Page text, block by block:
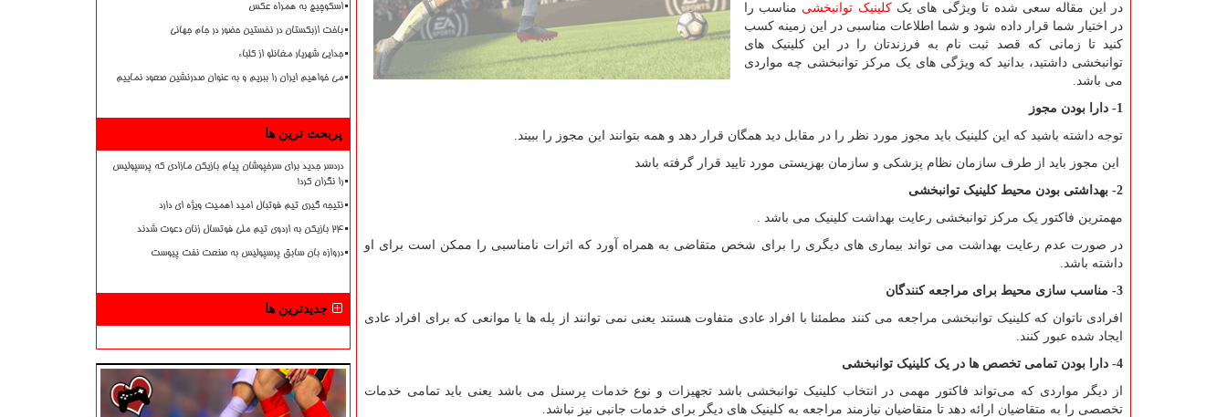
در این مقاله سعی شده تا ویژگی های یککلینیک توانبخشی مناسب را
در اختیار شما قرار داده شود و شما اطلاعات مناسبی در این زمینه کسب
کنید تا زمانی که قصد ثبت نام به فرزندتان را در این کلینیک های
توانبخشی داشتید، بدانید که ویژگی های یک مرکز توانبخشی چه مواردی
می باشد.
1- دارا بودن مجوز
توجه داشته باشید که این کلینیک باید مجوز مورد نظر را در مقابل دید همگان قرار دهد و همه بتوانند این مجوز را ببیند.
این مجوز باید از طرف سازمان نظام پزشکی و سازمان بهزیستی مورد تایید قرار گرفته باشد
2- بهداشتی بودن محیط کلینیک توانبخشی
مهمترین فاکتور یک مرکز توانبخشی رعایت بهداشت کلینیک می باشد .
در صورت عدم رعایت بهداشت می تواند بیماری های دیگری را برای شخص متقاضی به همراه آورد که اثرات نامناسبی را ممکن است برای او
داشته باشد.
3- مناسب سازی محیط برای مراجعه کنندگان
افرادی ناتوان که کلینیک توانبخشی مراجعه می کنند مطمئنا با افراد عادی متفاوت هستند یعنی نمی توانند از پله ها یا موانعی که برای افراد عادی
ایجاد شده عبور کنند.
4- دارا بودن تمامی تخصص ها در یک کلینیک توانبخشی
از دیگر مواردی که می‌تواند فاکتور مهمی در انتخاب کلینیک توانبخشی باشد تجهیزات و نوع خدمات پرسنل می باشد یعنی باید تمامی خدمات
تخصصی را به متقاضیان ارائه دهد تا متقاضیان نیازمند مراجعه به کلینیک های دیگر برای خدمات جانبی نیز نباشد.
اسکوچیچ به همراه عکس
باخت ازبکستان در نخستین حضور در جام جهانی
جدایی شهریار مغانلو از کلباء
می خواهیم ایران را ببریم و به عنوان صدرنشین صعود نماییم
پربحث ترین ها
دردسر جدید برای سرخپوشان پیام بازیکن مازادی که پرسپولیس
را نگران کرد!
نتیجه گیری تیم فوتبال امید اهمیت ویژه ای دارد
۲۴ بازیکن به اردوی تیم ملی فوتسال زنان دعوت شدند
دروازه بان سابق پرسپولیس به صنعت نفت پیوست
جدیدترین ها